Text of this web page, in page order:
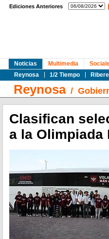
Ediciones Anteriores
Noticias
Reynosa
1/2 Tiempo
Multimedia
Reynosa/
Clasifican
a la Olimpiada